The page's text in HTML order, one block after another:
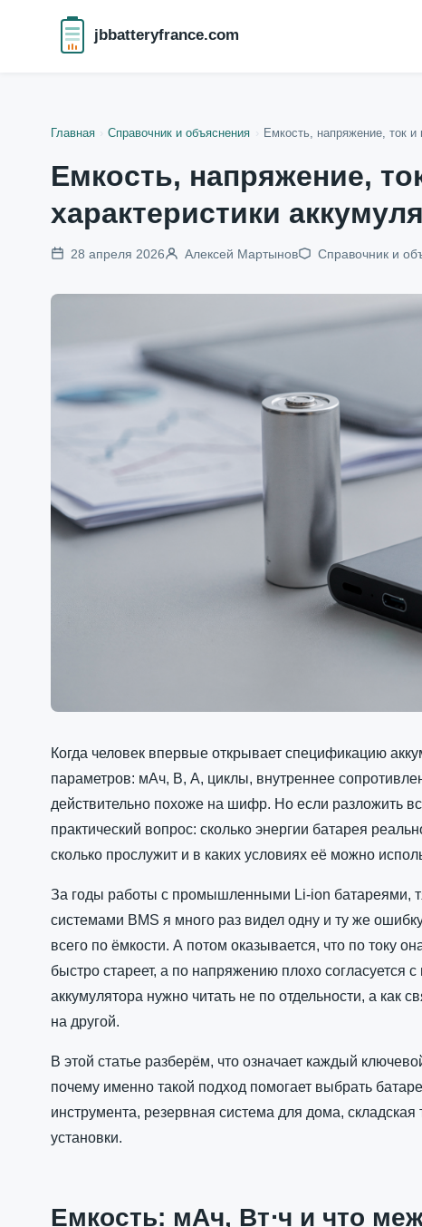
jbbatteryfrance.com
Главная Справочник и объяснения Емкость, напряжение, ток и
Емкость, напряжение,
характеристики
28 апреля 2026 Алексей Мартынов Справочник и
Когда человек впервые открывает спецификацию
параметров: мАч, В, А, циклы, внутреннее
действительно похоже на шифр. Но если разложить
практический вопрос: сколько энергии батарея
сколько прослужит и в каких условиях её можно
За годы работы с промышленными Li-ion батареями,
системами BMS я много раз видел одну и ту же
всего по ёмкости. А потом оказывается, что по току
быстро стареет, а по напряжению плохо согласуется
аккумулятора нужно читать не по отдельности, а как
на другой.
В этой статье разберём, что означает каждый
почему именно такой подход помогает выбрать
инструмента, резервная система для дома,
установки.
Емкость: мАч, Вт⋅ч и что